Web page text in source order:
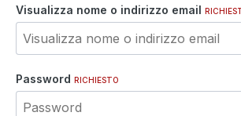
Visualizza nome o indirizzo email
Password RICHIESTO